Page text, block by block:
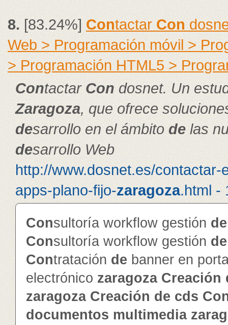
8.[83.24%] Contactar Con
Web > Programación móvil >
> Programación HTML5 >
ContactarCondosnet. Un
Zaragoza, que ofrece
desarrollo en el ámbitodelas
desarrollo Web
http://www.dosnet.es/contactar-
apps-plano-fijo-zaragoza.html -
Consultoría workflow gestión de
Consultoría workflow gestión de
Contratación de banner en
electrónico zaragoza Creación
zaragoza Creación de cd s
documentos multimedia